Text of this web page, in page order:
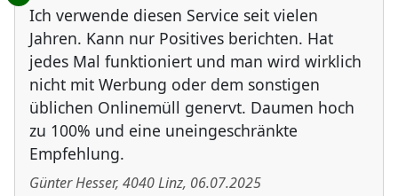
Ich verwende diesen Service seit vielen
Jahren. Kann nur Positives berichten. Hat
jedes Mal funktioniert und man wird wirklich
nicht mit Werbung oder dem sonstigen
üblichen Onlinemüll genervt. Daumen hoch
zu 100% und eine uneingeschränkte
Empfehlung.
Günter Hesser, 4040Linz, 06.07.2025